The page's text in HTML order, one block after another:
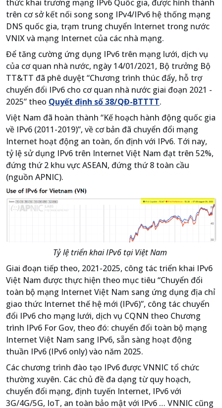
thức khai trương mạng IPv6 Quốc gia, được hình thành
trên cơ sở kết nối song song IPv4/IPv6 hệ thống mạng
DNS quốc gia, trạm trung chuyển Internet trong nước
VNIX và mạng Internet của các nhà mạng.
Để tăng cường ứng dụng IPv6 trên mạng lưới, dịch vụ
của cơ quan nhà nước, ngày 14/01/2021, Bộ trưởng Bộ
TT&TT đã phê duyệt “Chương trình thúc đẩy, hỗ trợ
chuyển đổi IPv6 cho cơ quan nhà nước giai đoạn 2021 -
2025” theo Quyết định số 38/QĐ-BTTTT.
Việt Nam đã hoàn thành “Kế hoạch hành động quốc gia
về IPv6 (2011-2019)”, về cơ bản đã chuyển đổi mạng
Internet hoạt động an toàn, ổn định với IPv6. Tới nay,
tỷ lệ sử dụng IPv6 trên Internet Việt Nam đạt trên 52%,
đứng thứ 2 khu vực ASEAN, đứng thứ 8 toàn cầu
(nguồn APNIC).
Tỷ lệ triển khai IPv6 tại Việt Nam
Giai đoạn tiếp theo, 2021-2025, công tác triển khai IPv6
Việt Nam được thực hiện theo mục tiêu “Chuyển đổi
toàn bộ mạng Internet Việt Nam sang ứng dụng địa chỉ
giao thức Internet thế hệ mới (IPv6)”, công tác chuyển
đổi IPv6 cho mạng lưới, dịch vụ CQNN theo Chương
trình IPv6 For Gov, theo đó: chuyển đổi toàn bộ mạng
Internet Việt Nam sang IPv6, sẵn sàng hoạt động
thuần IPv6 (IPv6 only) vào năm 2025.
Các chương trình đào tạo IPv6 được VNNIC tổ chức
thường xuyên. Các chủ đề đa dạng từ quy hoạch,
chuyển đổi mạng, định tuyến Internet, IPv6 với
3G/4G/5G, IoT, an toàn bảo mật với IPv6 … VNNIC cũng